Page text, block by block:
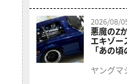
2026/08/
悪魔のZ
エキゾー
「あの
結！
ヤングマ